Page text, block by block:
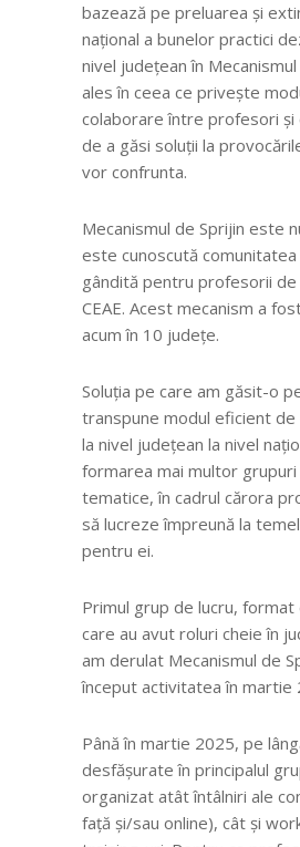
bazează pe preluarea și
național a bunelor practici
nivel județean în
ales în ceea ce privește
colaborare între profesori și
de a găsi soluții la
vor confrunta.
Mecanismul de Sprijin este
este cunoscută
gândită pentru profesorii
CEAE. Acest mecanism a
acum în 10 județe.
Soluția pe care am găsit-o
transpune modul eficient
la nivel județean la nivel
formarea mai multor grupuri
tematice, în cadrul cărora
să lucreze împreună la
pentru ei.
Primul grup de lucru,
care au avut roluri cheie în
am derulat Mecanismul de
început activitatea în martie
Până în martie 2025, pe
desfășurate în principalul
organizat atât întâlniri ale
față și/sau online), cât și